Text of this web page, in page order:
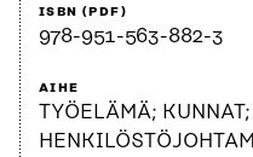
ISBN (PDF)
978-951-563-882-3
AIHE
TYÖELÄMÄ;